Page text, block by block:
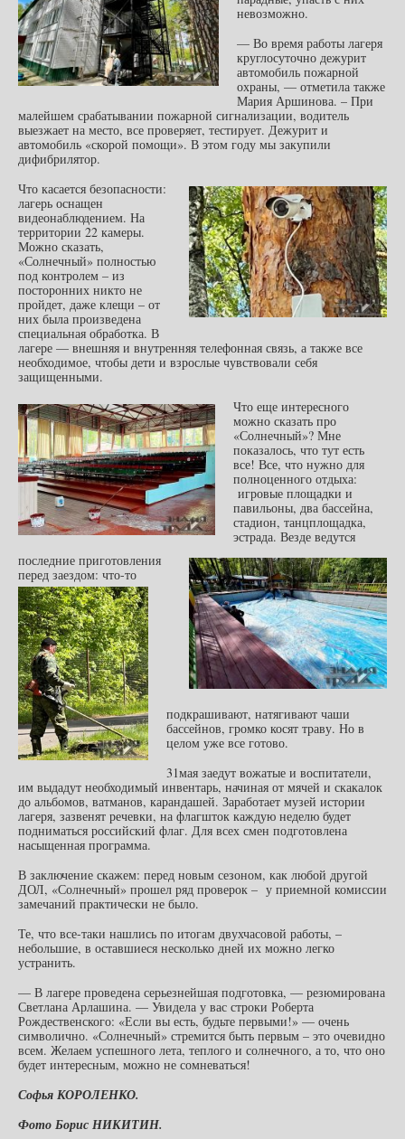
невозможно.
— Во время работы лагеря
круглосуточно дежурит
автомобиль пожарной
охраны, — отметила также
Мария Аршинова. – При
малейшем срабатывании пожарной сигнализации, водитель
выезжает на место, все проверяет, тестирует. Дежурит и
автомобиль «скорой помощи». В этом году мы закупили
дифибрилятор.
Что касается безопасности:
лагерь оснащен
видеонаблюдением. На
территории 22 камеры.
Можно сказать,
«Солнечный» полностью
под контролем – из
посторонних никто не
пройдет, даже клещи – от
них была произведена
специальная обработка. В
лагере — внешняя и внутренняя телефонная связь, а также все
необходимое, чтобы дети и взрослые чувствовали себя
защищенными.
Что еще интересного
можно сказать про
«Солнечный»? Мне
показалось, что тут есть
все! Все, что нужно для
полноценного отдыха:
игровые площадки и
павильоны, два бассейна,
стадион, танцплощадка,
эстрада. Везде ведутся
последние приготовления
перед заездом: что-то
подкрашивают, натягивают чаши
бассейнов, громко косят траву. Но в
целом уже все готово.
31мая заедут вожатые и воспитатели,
им выдадут необходимый инвентарь, начиная от мячей и скакалок
до альбомов, ватманов, карандашей. Заработает музей истории
лагеря, зазвенят речевки, на флагшток каждую неделю будет
подниматься российский флаг. Для всех смен подготовлена
насыщенная программа.
В заключение скажем: перед новым сезоном, как любой другой
ДОЛ, «Солнечный» прошел ряд проверок – у приемной комиссии
замечаний практически не было.
Те, что все-таки нашлись по итогам двухчасовой работы, –
небольшие, в оставшиеся несколько дней их можно легко
устранить.
— В лагере проведена серьезнейшая подготовка, — резюмирована
Светлана Арлашина. — Увидела у вас строки Роберта
Рождественского: «Если вы есть, будьте первыми!» — очень
символично. «Солнечный» стремится быть первым – это очевидно
всем. Желаем успешного лета, теплого и солнечного, а то, что оно
будет интересным, можно не сомневаться!
Софья КОРОЛЕНКО.
Фото Борис НИКИТИН.